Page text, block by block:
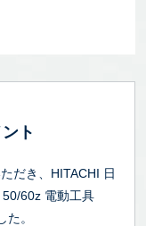
ト
だき、HITACHI 日
60z 電動工具
。